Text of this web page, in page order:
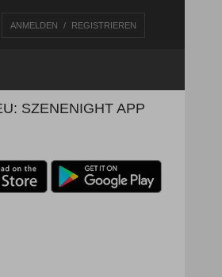
ANMELDEN REGISTRIEREN
SZENENIGHT APP